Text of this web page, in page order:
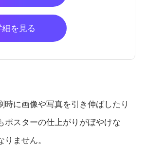
細を見る
時に画像や写真を引き伸ばしたり
ポスターの仕上がりがぼやけな
ません。